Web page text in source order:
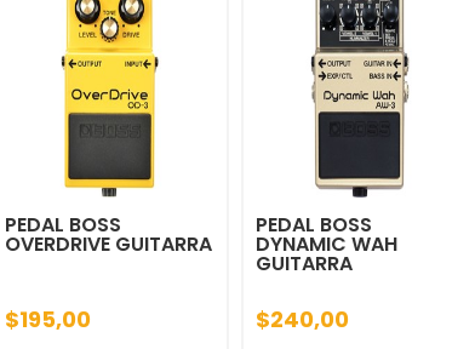
PEDAL BOSS
OVERDRIVE GUITARRA
$195,00
PEDAL BOSS
DYNAMIC WAH
GUITARRA
$240,00